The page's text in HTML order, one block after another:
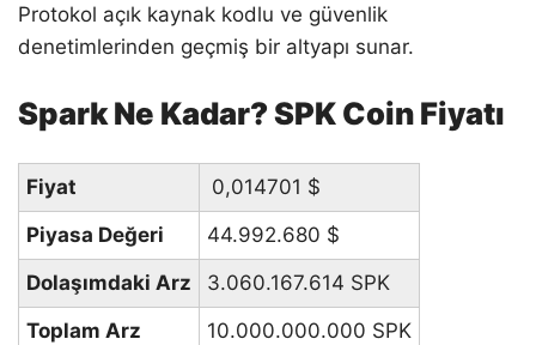
Protokol açık kaynak kodlu ve güvenlik
denetimlerinden geçmiş bir altyapı sunar.
Spark Ne Kadar? SPK Coin Fiyatı
Fiyat 0,014701 $
Piyasa Değeri
44.992.680 $
Dolaşımdaki Arz
3.060.167.614 SPK
Toplam Arz
10.000.000.000 SPK